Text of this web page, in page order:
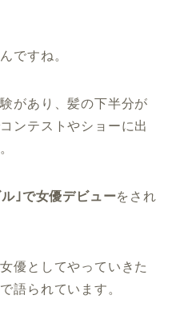
ですね。
があり、髪の下半分が
ンテストやショーに出
｣で女優デビューをされ
優としてやっていきた
語られています。